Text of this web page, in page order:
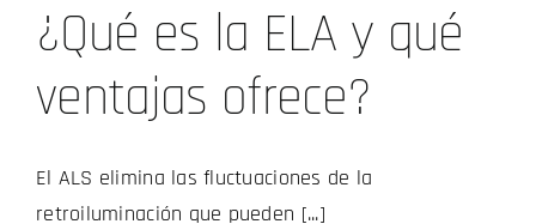
¿Qué es la ELA y qué
ventajas ofrece?
El ALS elimina las fluctuaciones de la
retroiluminación que pueden [...]